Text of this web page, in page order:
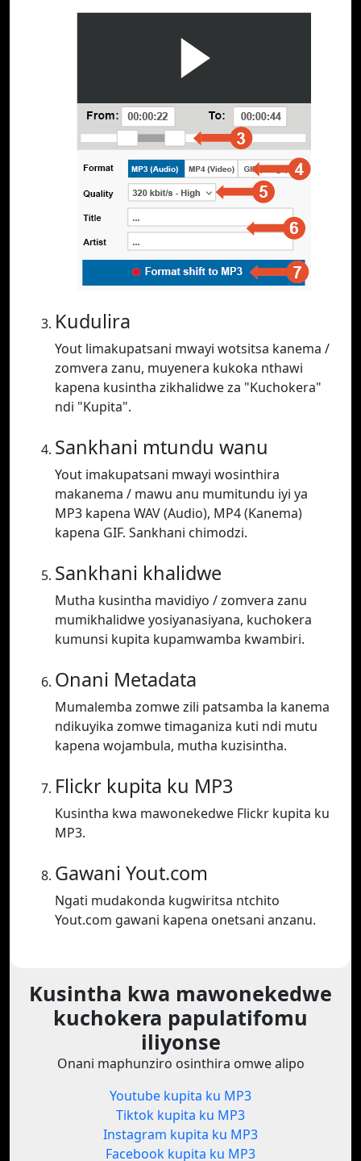
Kudulira
Yout limakupatsani mwayi wotsitsa kanema /
zomvera zanu, muyenera kukoka nthawi
kapena kusintha zikhalidwe za "Kuchokera"
ndi "Kupita".
Sankhani mtundu wanu
Yout imakupatsani mwayi wosinthira
makanema / mawu anu mumitundu iyi ya
MP3 kapena WAV (Audio), MP4 (Kanema)
kapena GIF. Sankhani chimodzi.
Sankhani khalidwe
Mutha kusintha mavidiyo / zomvera zanu
mumikhalidwe yosiyanasiyana, kuchokera
kumunsi kupita kupamwamba kwambiri.
Onani Metadata
Mumalemba zomwe zili patsamba la kanema
ndikuyika zomwe timaganiza kuti ndi mutu
kapena wojambula, mutha kuzisintha.
Flickr kupita ku MP3
Kusintha kwa mawonekedwe Flickr kupita ku
MP3.
Gawani Yout.com
Ngati mudakonda kugwiritsa ntchito
Yout.com gawani kapena onetsani anzanu.
Kusintha kwa mawonekedwe
kuchokera papulatifomu
iliyonse
Onani maphunziro osinthira omwe alipo
Youtube kupita ku MP3
Tiktok kupita ku MP3
Instagram kupita ku MP3
Facebook kupita ku MP3